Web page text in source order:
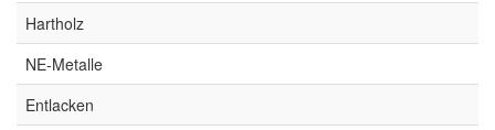
Hartholz
NE-Metalle
Entlacken